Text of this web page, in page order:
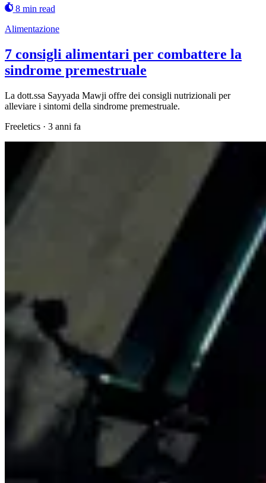
8 min read
Alimentazione
7 consigli alimentari per combattere la
sindrome premestruale
La dott.ssa Sayyada Mawji offre dei consigli nutrizionali per
alleviare i sintomi della sindrome premestruale.
Freeletics · 3 anni fa